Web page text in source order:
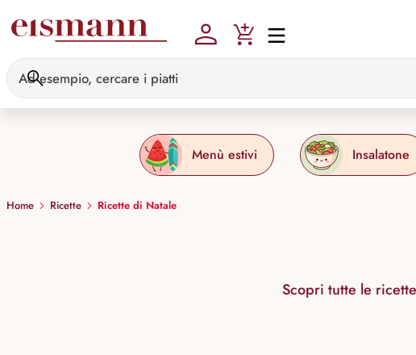
Menù estivi Insalatone
Home Ricette Ricette di Natale
Scopri tutte le